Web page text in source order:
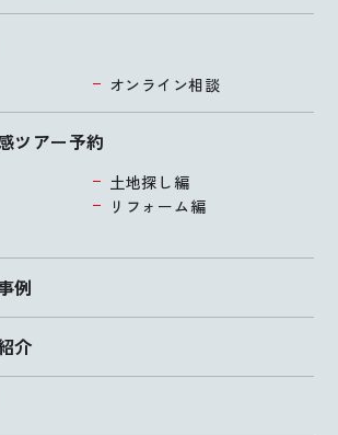
例
介
オンライン相談
ツアー予約
土地探し編
リフォーム編